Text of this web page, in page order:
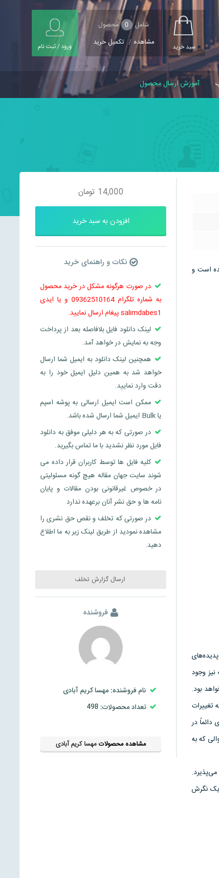
سبد خرید
شامل 0 محصول
مشاهده / تکمیل خرید ورود / ثبت نام
آموزش ارسال محصول
باشد و در 30 صفحه تنظیم شده است و
وجود
بود.
تغییرات
دائماً در
که به
یک نگرش
14,000 تومان
افزودن به سبد خرید
نکات و راهنمای خرید
در صورت هرگونه مشکل در خرید محصول
به شماره تلگرام 09362510164 و یا ایدی
salimdabes1 پیغام ارسال نمایید.
لینک دانلود فایل بلافاصله بعد از پرداخت
وجه به نمایش در خواهد آمد.
همچنین لینک دانلود به ایمیل شما ارسال
خواهد شد به همین دلیل ایمیل خود را به
دقت وارد نمایید.
ممکن است ایمیل ارسالی به پوشه اسپم
یا Bulk ایمیل شما ارسال شده باشد.
در صورتی که به هر دلیلی موفق به دانلود
فایل مورد نظر نشدید با ما تماس بگیرید.
کلیه فایل ها توسط کاربران قرار داده می
شوند سایت جهان مقاله هیچ گونه مسئولیتی
در خصوص غیرقانونی بودن مقالات و پایان
نامه ها و حق نشر آنان برعهده ندارد
در صورتی که تخلف و نقص حق نشری را
مشاهده نمودید از طریق لینک زیر به ما اطلاع
دهید.
ارسال گزارش تخلف
فروشنده
نام فروشنده: مهسا کریم آبادی
تعداد محصولات: 498
مشاهده محصولاتمهسا کریم آبادی